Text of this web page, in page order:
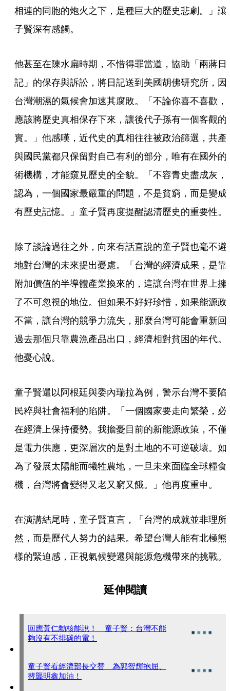
相連的同胞的炮火之下，是種巨大的歷史悲劇。」讓
子賢深有感觸。
他甚至在陳水扁時期，不惜得罪當道，協助「兩蔣日
記」的保存與訴訟，將日記送到美國胡佛研究所，因
台灣潮濕的氣候會加速其腐敗。「不論你喜不喜歡，
應該將歷史真相保存下來，讓後代子孫有一個客觀的
實。」他感嘆，近代史的真相往往被政治篩選，共產
與國民黨都只保留對自己有利的部分，唯有在國外的
術機構，才能窺見歷史的全貌。「不容青史盡成灰，
認為，一個國家最嚴重的問題，不是貧窮，而是變成
有歷史記憶。」童子賢再度提醒認清歷史的重要性。
除了談論過往之外，向來有話直說的童子賢也毫不避
地對台灣的未來提出憂慮。「台灣的經濟成果，是靠
附加價值的半導體產業換來的，這讓台灣在世界上擁
了不可忽視的地位。但如果不好好珍惜，如果能源政
不當，讓台灣的競爭力流失，那麼台灣可能會重新回
過去那個只靠農漁產品出口，經濟相對貧困的年代。
他憂心說。
童子賢還以阿根廷與委內瑞拉為例，警示台灣不要陷
民粹與社會福利的陷阱。「一個國家要走向繁榮，必
在經濟上保持優勢。我擔憂目前的新能源政策，不僅
是電力供應，更深層次的是對土地的不可逆破壞。如
為了發展太陽能而犧牲農地，一旦未來面臨全球糧食
機，台灣將會變得又老又窮又餓。」他再度重申。
在演講結尾時，童子賢直言，「台灣的成就並非理所
然，而是歷代人努力的結果。希望台灣人能有北極熊
樣的緊迫感，正視氣候變遷與能源危機帶來的挑戰。
延伸閱讀
回應黃仁勳核能說！ 童子賢：台灣不能
夠沒有不排碳的電！
童子賢看經濟部長交替 為郭智輝抱屈、
替龔明鑫加油！